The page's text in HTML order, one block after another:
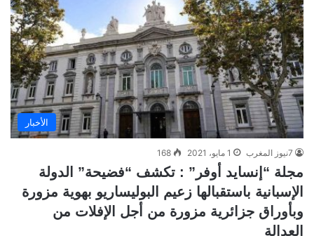
الأخبار
7نيوز المغرب 1 مايو، 2021 168
مجلة “إنسايد أوفر” : تكشف “فضيحة” الدولة
الإسبانية باستقبالها زعيم البوليساريو بهوية مزورة
وبأوراق جزائرية مزورة من أجل الإفلات من
العدالة